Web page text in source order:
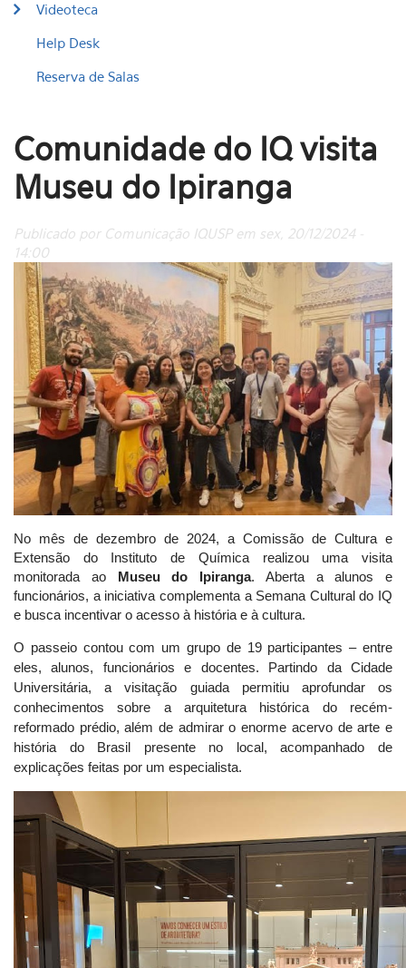
Videoteca
Help Desk
Reserva de Salas
Comunidade do IQ visita
Museu do Ipiranga
Publicado por Comunicação IQUSP em sex, 20/12/2024 -
14:00
No mês de dezembro de 2024, a Comissão de Cultura e
Extensão do Instituto de Química realizou uma visita
monitorada ao
Museu do Ipiranga. Aberta a alunos e
funcionários, a iniciativa complementa a Semana Cultural do IQ
e busca incentivar o acesso à história e à cultura.
O passeio contou com um grupo de 19 participantes – entre
eles, alunos, funcionários e docentes. Partindo da Cidade
Universitária, a visitação guiada permitiu aprofundar os
conhecimentos sobre a arquitetura histórica do recém-
reformado prédio, além de admirar o enorme acervo de arte e
história do Brasil presente no local, acompanhado de
explicações feitas por um especialista.